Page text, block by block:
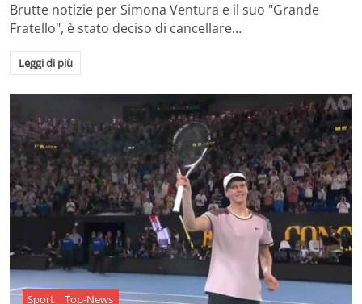
Brutte notizie per Simona Ventura e il suo "Grande
Fratello", è stato deciso di cancellare…
Leggi di più
Sport Top-News